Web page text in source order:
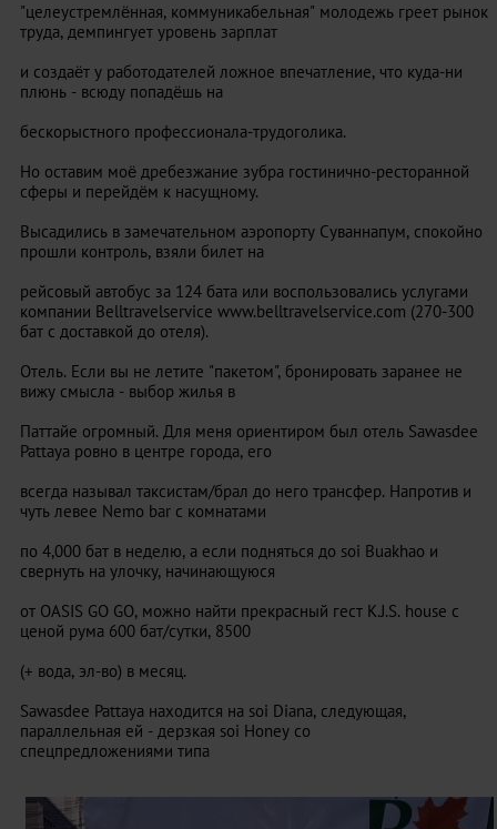
"целеустремлённая, коммуникабельная" молодежь греет рынок
труда, демпингует уровень зарплат
и создаёт у работодателей ложное впечатление, что куда-ни
плюнь - всюду попадёшь на
бескорыстного профессионала-трудоголика.
Но оставим моё дребезжание зубра гостинично-ресторанной
сферы и перейдём к насущному.
Высадились в замечательном аэропорту Суваннапум, спокойно
прошли контроль, взяли билет на
рейсовый автобус за 124 бата или воспользовались услугами
компании Belltravelservice www.belltravelservice.com (270-300
бат с доставкой до отеля).
Отель. Если вы не летите "пакетом", бронировать заранее не
вижу смысла - выбор жилья в
Паттайе огромный. Для меня ориентиром был отель Sawasdee
Pattaya ровно в центре города, его
всегда называл таксистам/брал до него трансфер. Напротив и
чуть левее Nemo bar с комнатами
по 4,000 бат в неделю, а если подняться до soi Buakhao и
свернуть на улочку, начинающуюся
от OASIS GO GO, можно найти прекрасный гест K.J.S. house с
ценой рума 600 бат/сутки, 8500
(+ вода, эл-во) в месяц.
Sawasdee Pattaya находится на soi Diana, следующая,
параллельная ей - дерзкая soi Honey со
спецпредложениями типа